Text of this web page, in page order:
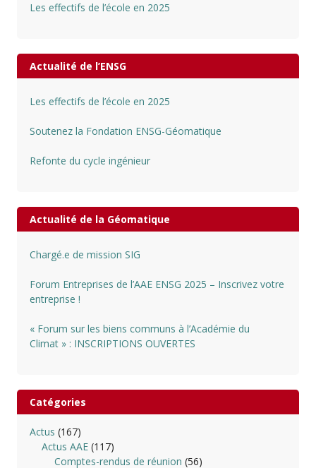
Les effectifs de l’école en 2025
Actualité de l’ENSG
Les effectifs de l’école en 2025
Soutenez la Fondation ENSG-Géomatique
Refonte du cycle ingénieur
Actualité de la Géomatique
Chargé.e de mission SIG
Forum Entreprises de l’AAE ENSG 2025 – Inscrivez votre
entreprise !
« Forum sur les biens communs à l’Académie du
Climat » : INSCRIPTIONS OUVERTES
Catégories
Actus (167)
Actus AAE (117)
Comptes-rendus de réunion (56)